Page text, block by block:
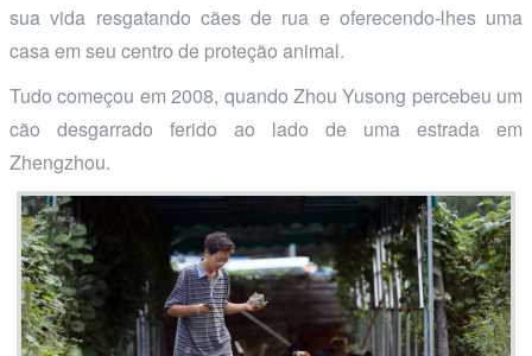
sua vida resgatando cães de rua e oferecendo-lhes uma
casa em seu centro de proteção animal.
Tudo começou em 2008, quando Zhou Yusong percebeu um
cão desgarrado ferido ao lado de uma estrada em
Zhengzhou.